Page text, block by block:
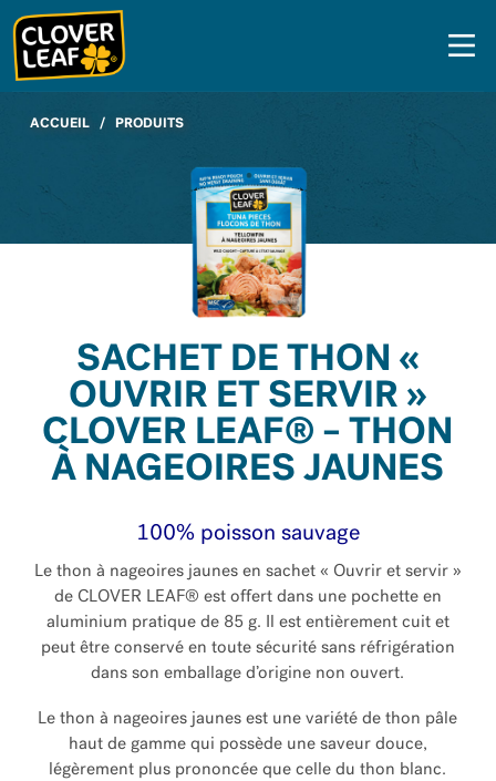
Skip
to
content
ACCUEIL/ PRODUITS
SACHET DE THON «
OUVRIR ET SERVIR »
CLOVER LEAF® – THON
À NAGEOIRES JAUNES
100% poisson sauvage
Le thon à nageoires jaunes en sachet « Ouvrir et servir »
de CLOVER LEAF® est offert dans une pochette en
aluminium pratique de 85 g. Il est entièrement cuit et
peut être conservé en toute sécurité sans réfrigération
dans son emballage d’origine non ouvert.
Le thon à nageoires jaunes est une variété de thon pâle
haut de gamme qui possède une saveur douce,
légèrement plus prononcée que celle du thon blanc.